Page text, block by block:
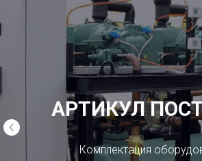
АРТИКУЛ
Комплектация